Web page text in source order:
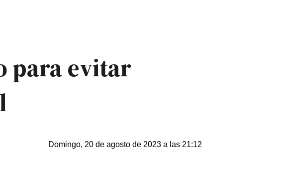
para evitar
Domingo, 20 de agosto de 2023 a las 21:12